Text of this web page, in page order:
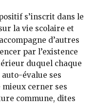
s’inscrit dans le
la vie scolaire et
d’autres
par l’existence
duquel chaque
évalue ses
mieux cerner ses
commune, dites